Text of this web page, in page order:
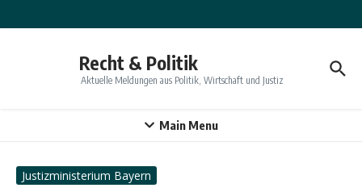
Recht & Politik
Aktuelle Meldungen aus Politik, Wirtschaft und Justiz
Main Menu
Justizministerium Bayern